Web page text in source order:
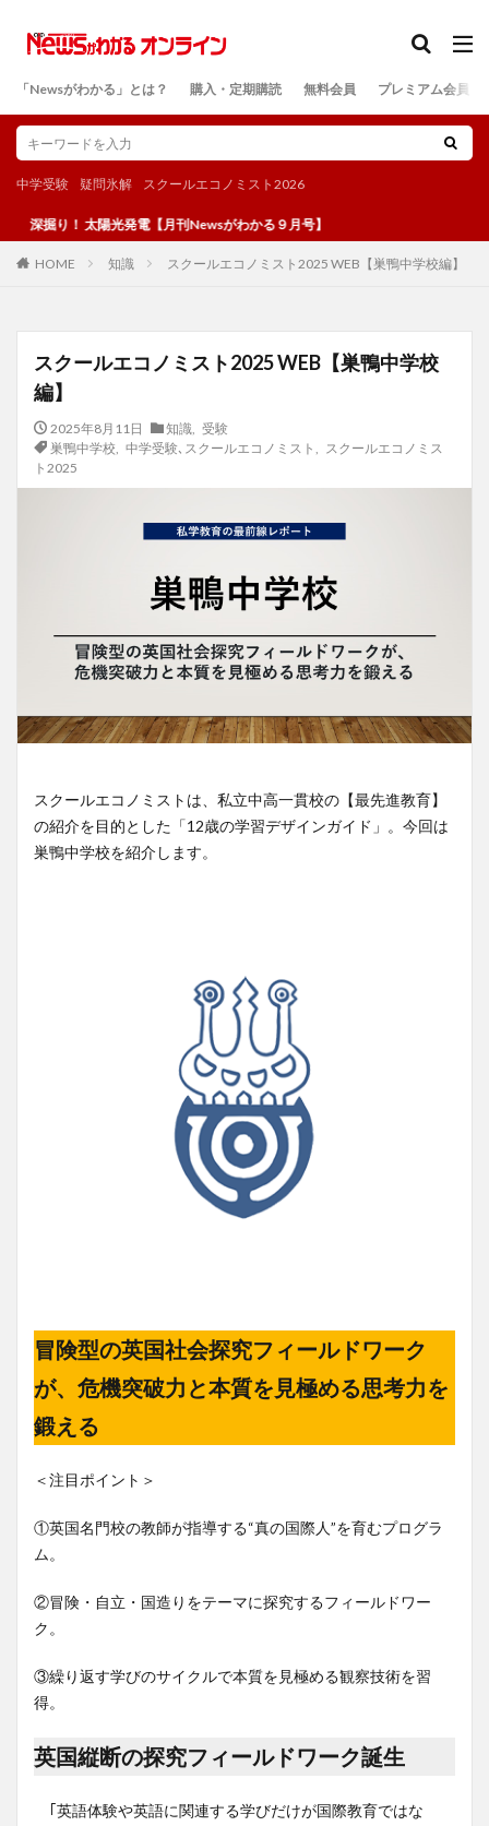
「Newsがわかる」とは？ 購入・定期購読 無料会員 プレミアム会員
中学受験 疑問氷解 スクールエコノミスト2026
太陽光発電【月刊Newsがわかる９月号】
HOME 知識 スクールエコノミスト2025 WEB【巣鴨中学校編】
スクールエコノミスト2025 WEB【巣鴨中学校
編】
2025年8月11日 知識
受験
巣鴨中学校
中学受験､スクールエコノミスト
スクールエコノミス
ト2025
スクールエコノミストは、私立中高一貫校の【最先進教育】
の紹介を目的とした「12歳の学習デザインガイド」。今回は
巣鴨中学校を紹介します。
冒険型の英国社会探究フィールドワーク
が、危機突破力と本質を見極める思考力を
鍛える
＜注目ポイント＞
①英国名門校の教師が指導する“真の国際人”を育むプログラ
ム。
②冒険・自立・国造りをテーマに探究するフィールドワー
ク。
③繰り返す学びのサイクルで本質を見極める観察技術を習
得。
英国縦断の探究フィールドワーク誕生
｢英語体験や英語に関連する学びだけが国際教育ではな
検索